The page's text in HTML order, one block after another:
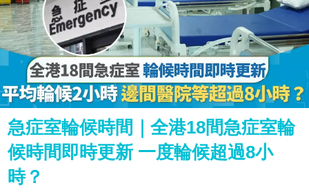
急症室輪候時間｜全港18間急症室輪
候時間即時更新 一度輪候超過8小
時？